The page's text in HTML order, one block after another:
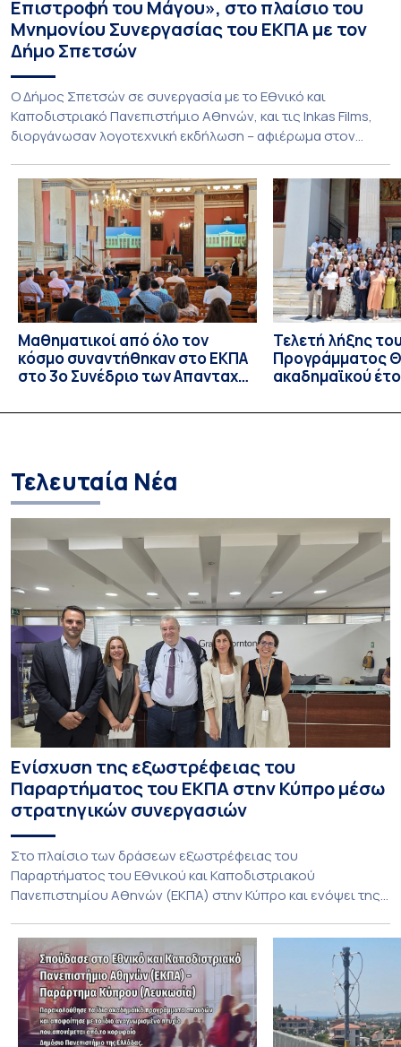
Επιστροφή του Μάγου», στο πλαίσιο του
Μνημονίου Συνεργασίας του ΕΚΠΑ με τον
Δήμο Σπετσών
Ο Δήμος Σπετσών σε συνεργασία με το Εθνικό και
Καποδιστριακό Πανεπιστήμιο Αθηνών, και τις Inkas Films,
διοργάνωσαν λογοτεχνική εκδήλωση – αφιέρωμα στον
20ού αιώνα, με την προβολή του ντοκυμαντέρ «Η
επιστροφή του Μάγου». Η εκδήλωση διοργανώθηκε στο
πλαίσιο της συνεργασίας του Δήμου Σπετσών και του
Εθνικού και Καποδιστριακού […]
Μαθηματικοί από όλο τον
κόσμο συναντήθηκαν στο ΕΚΠΑ
στο 3ο Συνέδριο των Απανταχού
Τελετή λήξης
Προγράμματος
ακαδημαϊκού
Σπουδών στους
Τελευταία Νέα
Ενίσχυση της εξωστρέφειας του
Παραρτήματος του ΕΚΠΑ στην Κύπρο μέσω
στρατηγικών συνεργασιών
Στο πλαίσιο των δράσεων εξωστρέφειας του
Παραρτήματος του Εθνικού και Καποδιστριακού
Πανεπιστημίου Αθηνών (ΕΚΠΑ) στην Κύπρο και ενόψει της
Τμήματος Οικονομικών Επιστημών και του Τμήματος
Διοίκησης Επιχειρήσεων και Οργανισμών τον Σεπτέμβριο
του 2026, ο Κοσμήτορας της Σχολής Οικονομικών και
Πολιτικών Επιστημών, Καθηγητής Νικόλαος Ηρειώτης, και ο
Πρόεδρος του Τμήματος […]